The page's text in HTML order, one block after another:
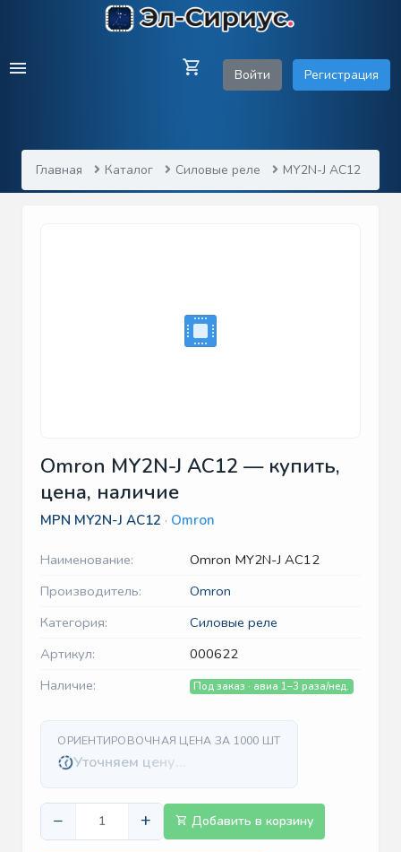
Войти Регистрация
Главная Каталог Силовые реле MY2N-J AC12
Omron MY2N-J AC12 — купить,
цена, наличие
MPN MY2N-J AC12 · Omron
Наименование:
Omron MY2N-J AC12
Производитель:
Omron
Категория:
Силовые реле
Артикул:
000622
Наличие:
Под заказ · авиа 1–3 раза/нед.
ОРИЕНТИРОВОЧНАЯ ЦЕНА ЗА 1000 ШТ
Уточняем цену…
− + Добавить в корзину